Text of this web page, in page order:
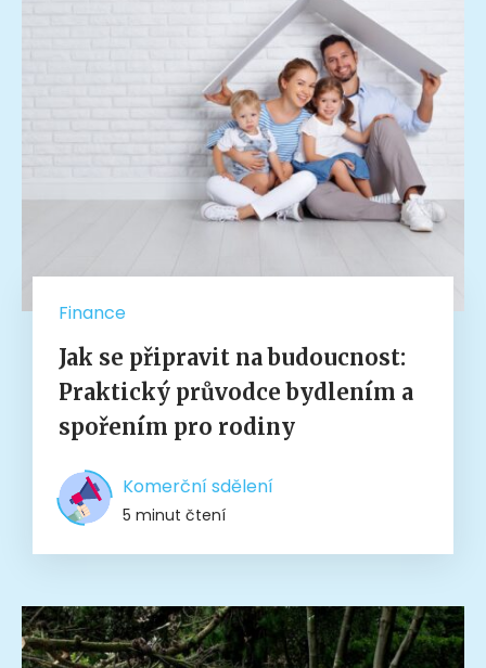
Finance
Jak se připravit na budoucnost:
Praktický průvodce bydlením a
spořením pro rodiny
Komerční sdělení
5 minut čtení